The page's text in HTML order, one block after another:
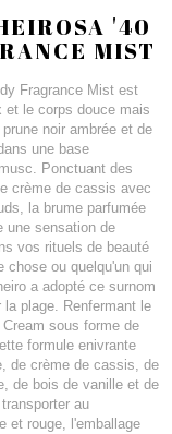
'40
MIST
Fragrance Mist est
et le corps douce mais
noir ambrée et de
une base
Ponctuant des
crème de cassis avec
la brume parfumée
une sensation de
vos rituels de beauté
chose ou quelqu'un qui
a adopté ce surnom
plage. Renfermant le
sous forme de
formule enivrante
de crème de cassis, de
de bois de vanille et de
au
et rouge, l'emballage